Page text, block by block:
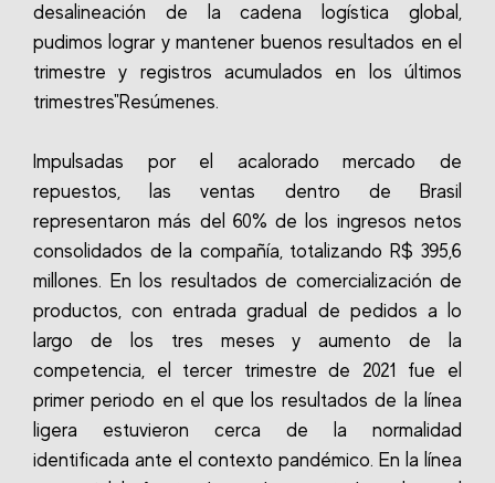
desalineación de la cadena logística global,
pudimos lograr y mantener buenos resultados en el
trimestre y registros acumulados en los últimos
trimestres"Resúmenes.
Impulsadas por el acalorado mercado de
repuestos, las ventas dentro de Brasil
representaron más del 60% de los ingresos netos
consolidados de la compañía, totalizando R$ 395,6
millones. En los resultados de comercialización de
productos, con entrada gradual de pedidos a lo
largo de los tres meses y aumento de la
competencia, el tercer trimestre de 2021 fue el
primer periodo en el que los resultados de la línea
ligera estuvieron cerca de la normalidad
identificada ante el contexto pandémico. En la línea